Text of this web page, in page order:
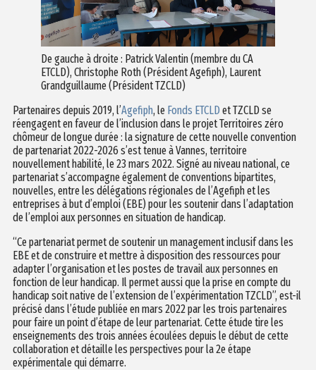
De gauche à droite : Patrick Valentin (membre du CA
ETCLD), Christophe Roth (Président Agefiph), Laurent
Grandguillaume (Président TZCLD)
Partenaires depuis 2019, l’Agefiph, le Fonds ETCLD et TZCLD se
réengagent en faveur de l’inclusion dans le projet Territoires zéro
chômeur de longue durée : la signature de cette nouvelle convention
de partenariat 2022-2026 s’est tenue à Vannes, territoire
nouvellement habilité, le 23 mars 2022. Signé au niveau national, ce
partenariat s’accompagne également de conventions bipartites,
nouvelles, entre les délégations régionales de l’Agefiph et les
entreprises à but d’emploi (EBE) pour les soutenir dans l’adaptation
de l’emploi aux personnes en situation de handicap.
“Ce partenariat permet de soutenir un management inclusif dans les
EBE et de construire et mettre à disposition des ressources pour
adapter l’organisation et les postes de travail aux personnes en
fonction de leur handicap. Il permet aussi que la prise en compte du
handicap soit native de l’extension de l’expérimentation TZCLD”, est-il
précisé dans l’étude publiée en mars 2022 par les trois partenaires
pour faire un point d’étape de leur partenariat. Cette étude tire les
enseignements des trois années écoulées depuis le début de cette
collaboration et détaille les perspectives pour la 2e étape
expérimentale qui démarre.